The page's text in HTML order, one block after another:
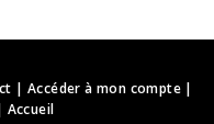
| Accéder à mon compte|
Accueil